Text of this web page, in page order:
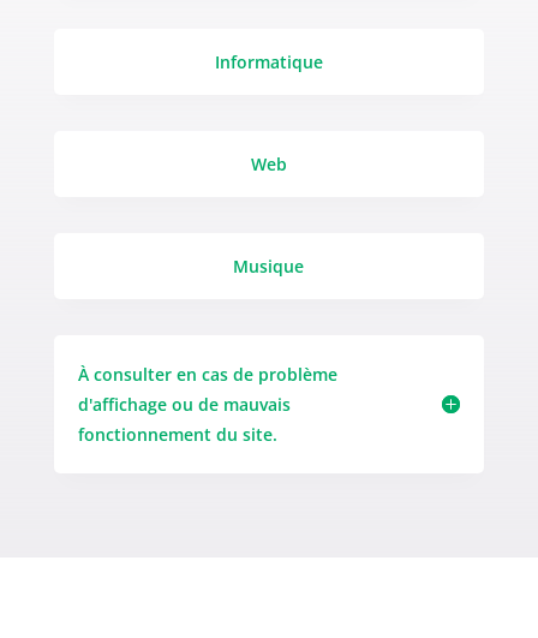
Informatique
Web
Musique
À consulter en cas de problème
d'affichage ou de mauvais
fonctionnement du site.